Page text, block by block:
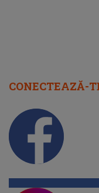
CONECTEAZĂ-